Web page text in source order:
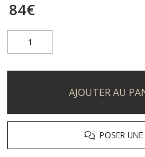
84€
AJOUTER AU
POSER UNE